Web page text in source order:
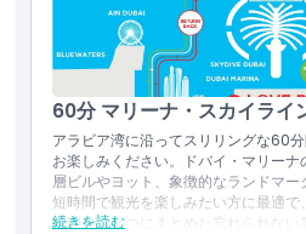
対象外
注意事項
場所
60分 マリーナ・スカイライ
アラビア湾に沿ってスリリングな60
お楽しみください。ドバイ・マリー
層ビルやヨット、象徴的なランドマー
短時間で観光を楽しみたい方に最適
瞬間をひとつにまとめた忘れられない
続きを読む